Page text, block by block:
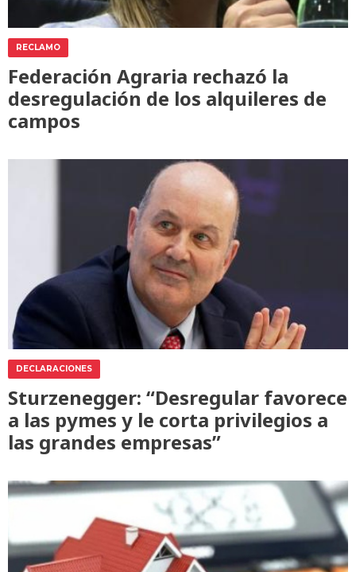
RECLAMO
Federación Agraria rechazó la
desregulación de los alquileres de
campos
DECLARACIONES
Sturzenegger: “Desregular favorece
a las pymes y le corta privilegios a
las grandes empresas”